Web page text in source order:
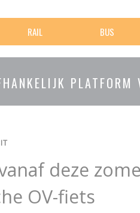
RAIL BUS
PLATFORM
deze
OV-fiets